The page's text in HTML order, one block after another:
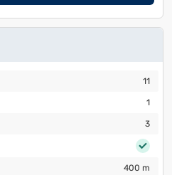
11
1
3
400 m